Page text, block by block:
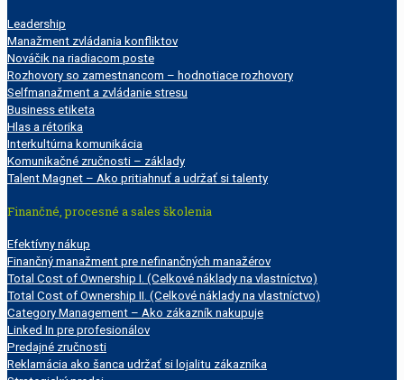
Leadership
Manažment zvládania konfliktov
Nováčik na riadiacom poste
Rozhovory so zamestnancom – hodnotiace rozhovory
Selfmanažment a zvládanie stresu
Business etiketa
Hlas a rétorika
Interkultúrna komunikácia
Komunikačné zručnosti – základy
Talent Magnet – Ako pritiahnuť a udržať si talenty
Finančné, procesné a sales školenia
Efektívny nákup
Finančný manažment pre nefinančných manažérov
Total Cost of Ownership I. (Celkové náklady na vlastníctvo)
Total Cost of Ownership II. (Celkové náklady na vlastníctvo)
Category Management – Ako zákazník nakupuje
Linked In pre profesionálov
Predajné zručnosti
Reklamácia ako šanca udržať si lojalitu zákazníka